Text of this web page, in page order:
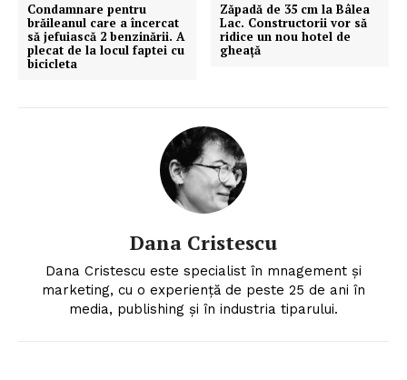
Condamnare pentru
brăileanul care a încercat
să jefuiască 2 benzinării. A
plecat de la locul faptei cu
bicicleta
Zăpadă de 35 cm la Bâlea
Lac. Constructorii vor să
ridice un nou hotel de
gheaţă
Dana Cristescu
Dana Cristescu este specialist în mnagement și
marketing, cu o experiență de peste 25 de ani în
media, publishing și în industria tiparului.